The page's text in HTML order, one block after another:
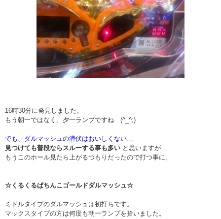
16時30分に発見しました。
もう朝一ではなく、夕一ランプですね (^_^;)
でも、ダルマッシュの潜伏はおいしくない…
見つけても普段ならスルーする事も多い と思いますが
もうこのホール見たら上がるつもりだったので打つ事に。
☆くるくるぱちんこゴールドダルマッシュ☆
ミドルタイプのダルマッシュは初打ちです。
マックスタイプの方は何度も朝一ランプを拾いました。